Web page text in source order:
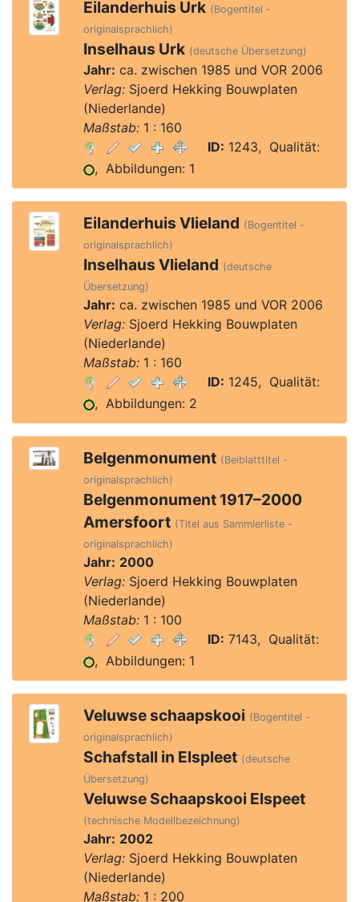
Eilanderhuis Urk (Bogentitel -
originalsprachlich)
Inselhaus Urk (deutsche Übersetzung)
Jahr: ca. zwischen 1985 und VOR 2006
Verlag:Sjoerd Hekking Bouwplaten
(Niederlande)
Maßstab:1 : 160
ID: 1243, Qualität:
, Abbildungen: 1
Eilanderhuis Vlieland (Bogentitel -
originalsprachlich)
Inselhaus Vlieland (deutsche
Übersetzung)
Jahr: ca. zwischen 1985 und VOR 2006
Verlag:Sjoerd Hekking Bouwplaten
(Niederlande)
Maßstab:1 : 160
ID: 1245, Qualität:
, Abbildungen: 2
Belgenmonument (Beiblatttitel -
originalsprachlich)
Belgenmonument 1917–2000
Amersfoort (Titel aus Sammlerliste -
originalsprachlich)
Jahr: 2000
Verlag:Sjoerd Hekking Bouwplaten
(Niederlande)
Maßstab:1 : 100
ID: 7143, Qualität:
, Abbildungen: 1
Veluwse schaapskooi (Bogentitel -
originalsprachlich)
Schafstall in Elspleet (deutsche
Übersetzung)
Veluwse Schaapskooi Elspeet
(technische Modellbezeichnung)
Jahr: 2002
Verlag:Sjoerd Hekking Bouwplaten
(Niederlande)
Maßstab:1 : 200